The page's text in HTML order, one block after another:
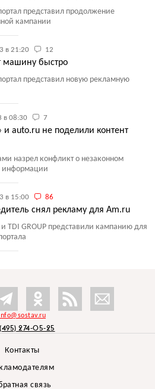
представил продолжение
кампании
в 21:20 12
машину быстро
представил новую рекламную
в 08:30 7
и auto.ru не поделили контент
назрел конфликт о незаконном
информации
в 15:00 86
снял рекламу для Am.ru
TDI GROUP представили кампанию для
274-05-25
Контакты
связь